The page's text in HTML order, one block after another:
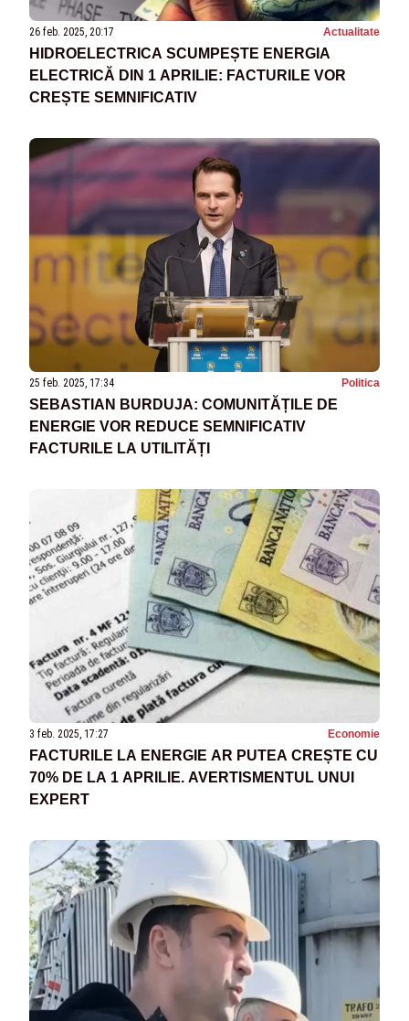
26 feb. 2025, 20:17 Actualitate
HIDROELECTRICA SCUMPEȘTE ENERGIA
ELECTRICĂ DIN 1 APRILIE: FACTURILE VOR
CREȘTE SEMNIFICATIV
25 feb. 2025, 17:34 Politica
SEBASTIAN BURDUJA: COMUNITĂȚILE DE
ENERGIE VOR REDUCE SEMNIFICATIV
FACTURILE LA UTILITĂȚI
3 feb. 2025, 17:27 Economie
FACTURILE LA ENERGIE AR PUTEA CREȘTE CU
70% DE LA 1 APRILIE. AVERTISMENTUL UNUI
EXPERT